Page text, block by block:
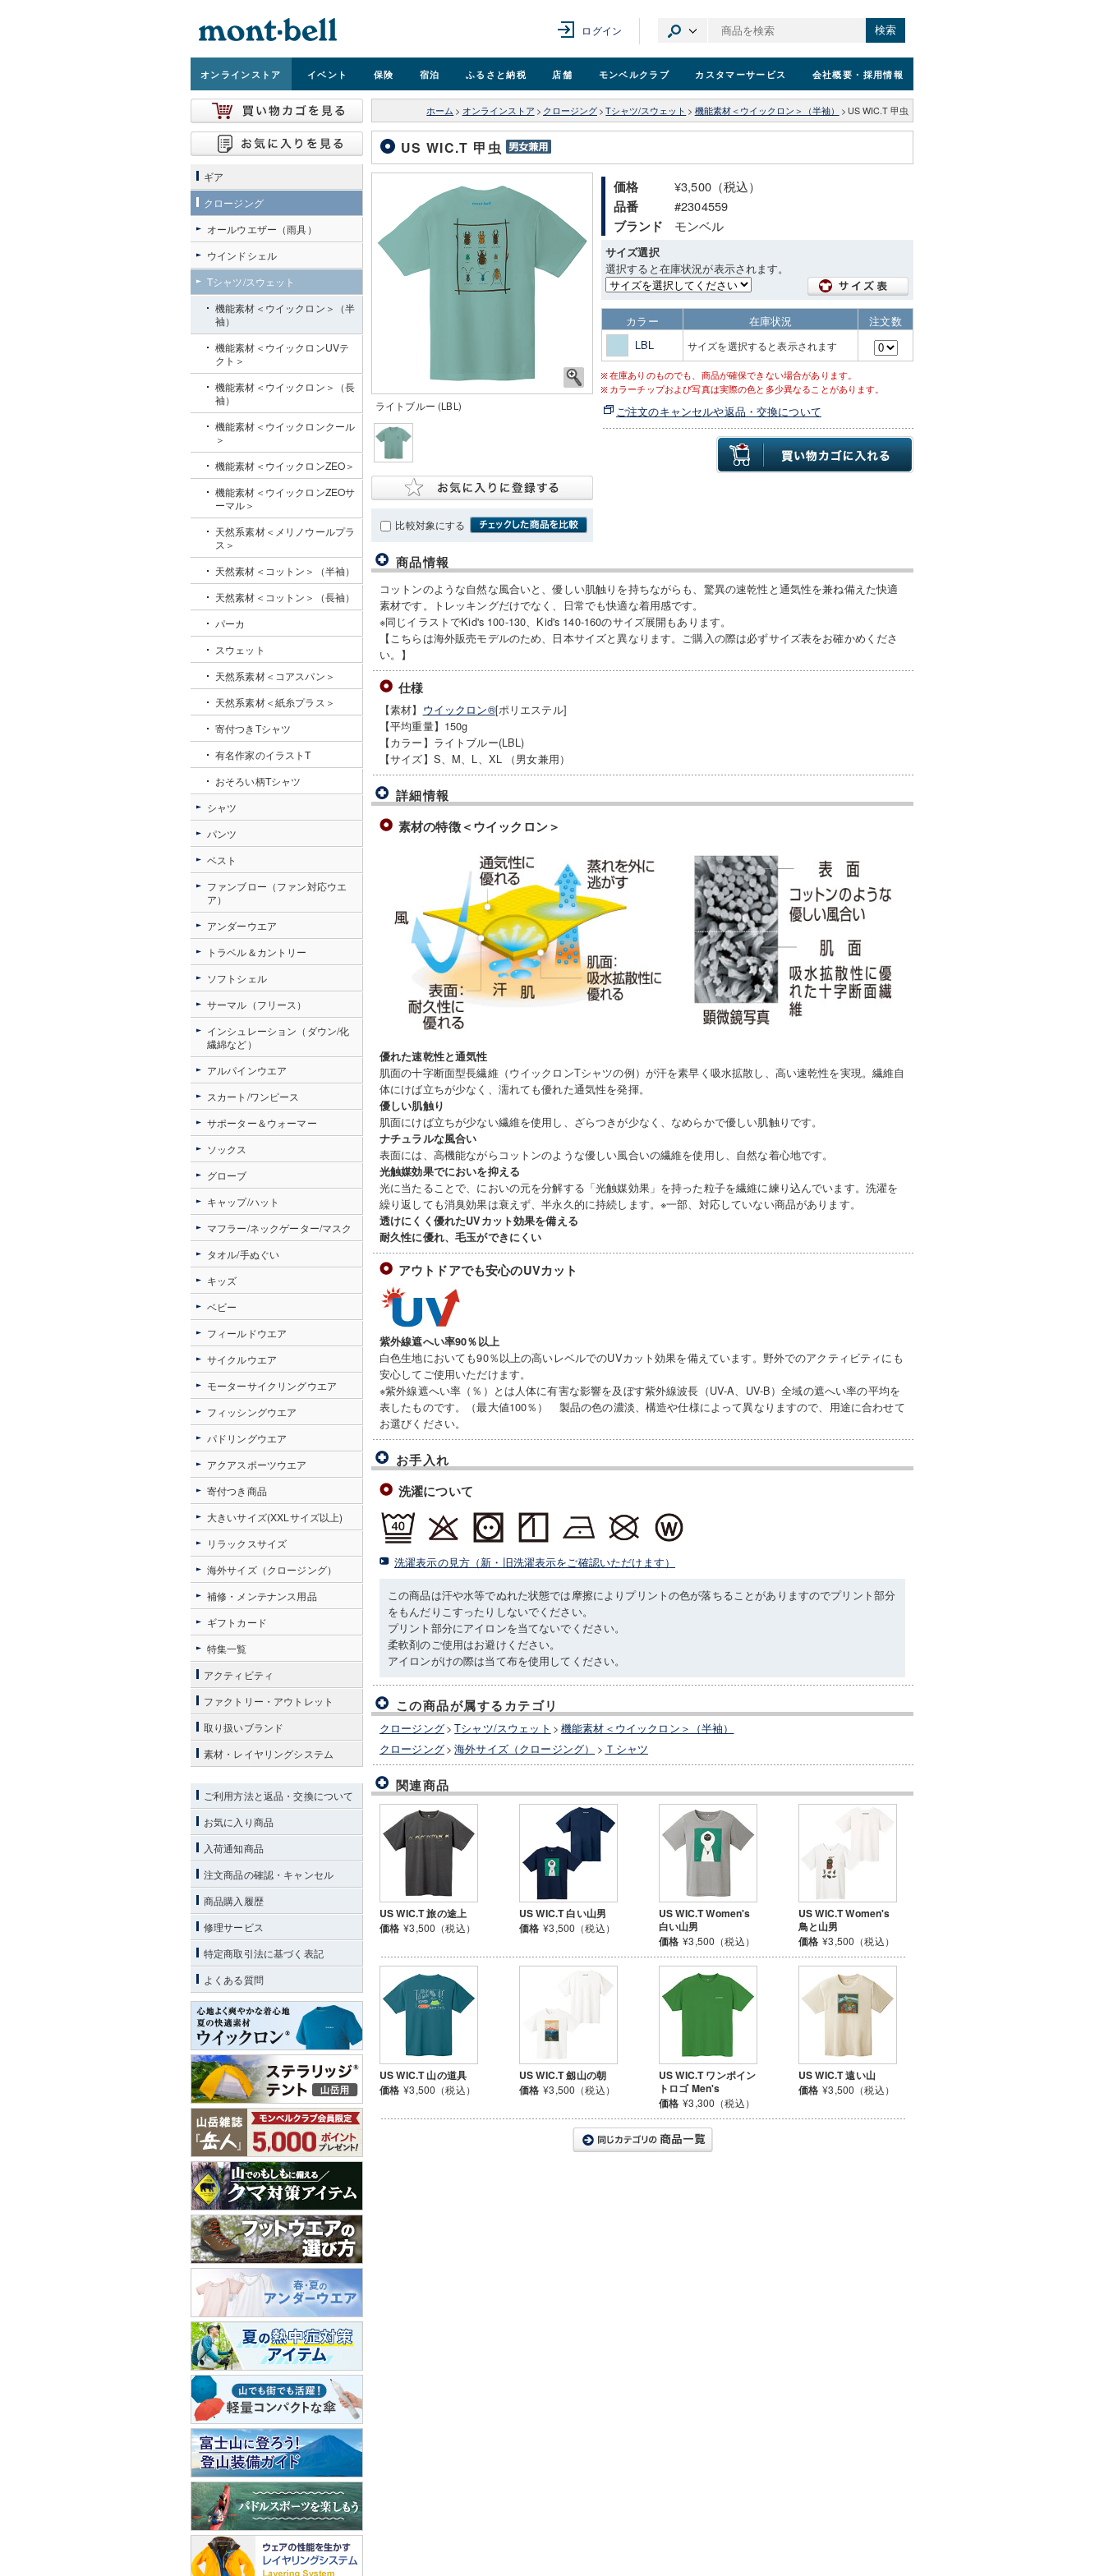
ログイン 検索
オンラインストア イベント 保険 宿泊 ふるさと納税 店舗 モンベルクラブ カスタマーサービス 会社概要 ・採用情報
ホーム > オンラインストア > クロージング > Tシャツ/スウェット > 機能素材＜ウイックロン＞（半袖） > US WIC.T 甲虫
US WIC.T 甲虫
ライトブルー (LBL)
比較対象にする
価格 ¥3,500（税込）
品番 #2304559
ブランド モンベル
サイズ選択
選択すると在庫状況が表示されます。
カラー 在庫状況
注文数
LBL
サイズを選択すると表示されます
在庫ありのものでも、商品が確保できない場合があります。
カラーチップおよび写真は実際の色と多少異なることがあります。
ご注文のキャンセルや返品・交換について
商品情報
コットンのような自然な風合いと、優しい肌触りを持ちながらも、驚異の速乾性と通気性を兼ね備えた快適
素材です。トレッキングだけでなく、日常でも快適な着用感です。
※同じイラストでKid's 100-130、Kid's 140-160のサイズ展開もあります。
【こちらは海外販売モデルのため、日本サイズと異なります。ご購入の際は必ずサイズ表をお確かめくださ
い。】
仕様
【素材】 ウイックロン®[ポリエステル]
【平均重量】150g
【カラー】ライトブルー(LBL)
【サイズ】S、M、L、XL （男女兼用）
詳細情報
素材の特徴＜ウイックロン＞
優れた速乾性と通気性
肌面の十字断面型長繊維（ウイックロンTシャツの例）が汗を素早く吸水拡散し、高い速乾性を実現。繊維自
体にけば立ちが少なく、濡れても優れた通気性を発揮。
優しい肌触り
肌面にけば立ちが少ない繊維を使用し、ざらつきが少なく、なめらかで優しい肌触りです。
ナチュラルな風合い
表面には、高機能ながらコットンのような優しい風合いの繊維を使用し、自然な着心地です。
光触媒効果でにおいを抑える
光に当たることで、においの元を分解する「光触媒効果」を持った粒子を繊維に練り込んでいます。洗濯を
繰り返しても消臭効果は衰えず、半永久的に持続します。※一部、対応していない商品があります。
透けにくく優れたUVカット効果を備える
耐久性に優れ、毛玉ができにくい
アウトドアでも安心のUVカット
紫外線遮へい率90％以上
白色生地においても90％以上の高いレベルでのUVカット効果を備えています。野外でのアクティビティにも
安心してご使用いただけます。
※紫外線遮へい率（％）とは人体に有害な影響を及ぼす紫外線波長（UV-A、UV-B）全域の遮へい率の平均を
表したものです。（最大値100％） 製品の色の濃淡、構造や仕様によって異なりますので、用途に合わせて
お選びください。
お手入れ
洗濯について
洗濯表示の見方（新・旧洗濯表示をご確認いただけます）
この商品は汗や水等でぬれた状態では摩擦によりプリントの色が落ちることがありますのでプリント部分
をもんだりこすったりしないでください。
プリント部分にアイロンを当てないでください。
柔軟剤のご使用はお避けください。
アイロンがけの際は当て布を使用してください。
この商品が属するカテゴリ
クロージング> Tシャツ/スウェット > 機能素材＜ウイックロン＞（半袖）
クロージング> 海外サイズ（クロージング） > Ｔシャツ
関連商品
US WIC.T 旅の途上
価格 ¥3,500（税込）
US WIC.T 白い山男
価格 ¥3,500（税込）
US WIC.T Women's
白い山男
価格 ¥3,500（税込）
US WIC.T Women's
鳥と山男
価格 ¥3,500（税込）
US WIC.T 山の道具
価格 ¥3,500（税込）
US WIC.T 劔山の朝
価格 ¥3,500（税込）
US WIC.T ワンポイン
トロゴ Men's
価格 ¥3,300（税込）
US WIC.T 遠い山
価格 ¥3,500（税込）
ギア
クロージング
オールウエザー（雨具）
ウインドシェル
Tシャツ/スウェット
機能素材＜ウイックロン＞（半
袖）
機能素材＜ウイックロンUVテ
クト＞
機能素材＜ウイックロン＞（長
袖）
機能素材＜ウイックロンクール
＞
機能素材＜ウイックロンZEO＞
機能素材＜ウイックロンZEOサ
ーマル＞
天然系素材＜メリノウールプラ
ス＞
天然素材＜コットン＞（半袖）
天然素材＜コットン＞（長袖）
パーカ
スウェット
天然系素材＜コアスパン＞
天然系素材＜紙糸プラス＞
寄付つきTシャツ
有名作家のイラストT
おそろい柄Tシャツ
シャツ
パンツ
ベスト
ファンブロー（ファン対応ウエ
ア）
アンダーウエア
トラベル＆カントリー
ソフトシェル
サーマル（フリース）
インシュレーション（ダウン/化
繊綿など）
アルパインウエア
スカート/ワンピース
サポーター＆ウォーマー
ソックス
グローブ
キャップ/ハット
マフラー/ネックゲーター/マスク
タオル/手ぬぐい
キッズ
ベビー
フィールドウエア
サイクルウエア
モーターサイクリングウエア
フィッシングウエア
パドリングウエア
アクアスポーツウエア
寄付つき商品
大きいサイズ(XXLサイズ以上)
リラックスサイズ
海外サイズ（クロージング）
補修・メンテナンス用品
ギフトカード
特集一覧
アクティビティ
ファクトリー・アウトレット
取り扱いブランド
素材・レイヤリングシステム
ご利用方法と返品・交換について
お気に入り商品
入荷通知商品
注文商品の確認・キャンセル
商品購入履歴
修理サービス
特定商取引法に基づく表記
よくある質問